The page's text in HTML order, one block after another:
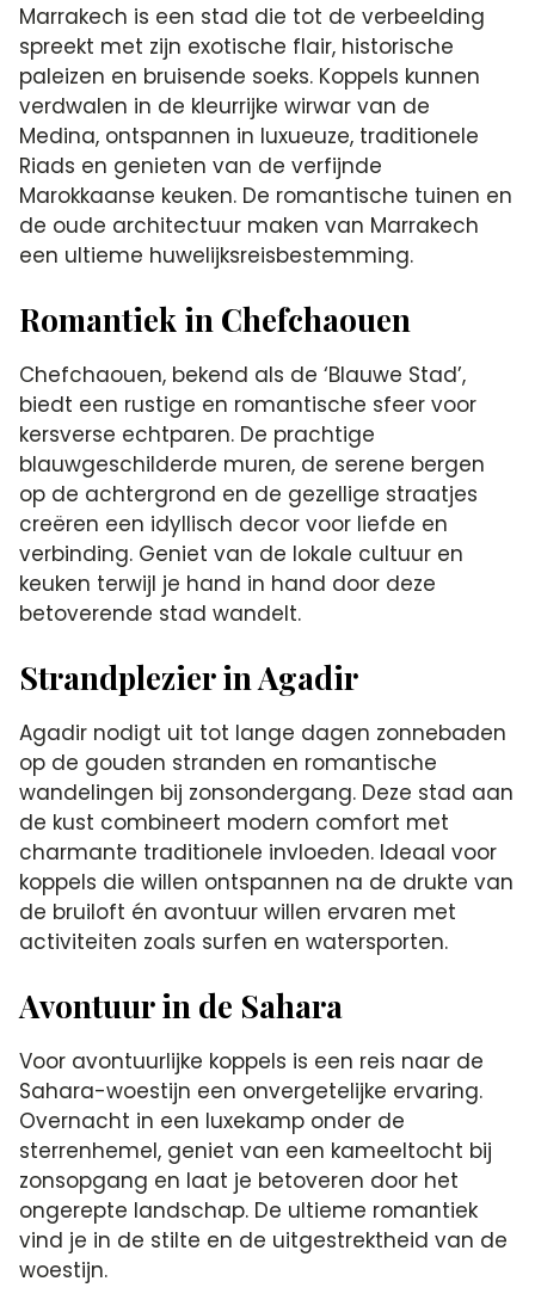
Marrakech is een stad die tot de verbeelding
spreekt met zijn exotische flair, historische
paleizen en bruisende soeks. Koppels kunnen
verdwalen in de kleurrijke wirwar van de
Medina, ontspannen in luxueuze, traditionele
Riads en genieten van de verfijnde
Marokkaanse keuken. De romantische tuinen en
de oude architectuur maken van Marrakech
een ultieme huwelijksreisbestemming.
Romantiek in Chefchaouen
Chefchaouen, bekend als de ‘Blauwe Stad’,
biedt een rustige en romantische sfeer voor
kersverse echtparen. De prachtige
blauwgeschilderde muren, de serene bergen
op de achtergrond en de gezellige straatjes
creëren een idyllisch decor voor liefde en
verbinding. Geniet van de lokale cultuur en
keuken terwijl je hand in hand door deze
betoverende stad wandelt.
Strandplezier in Agadir
Agadir nodigt uit tot lange dagen zonnebaden
op de gouden stranden en romantische
wandelingen bij zonsondergang. Deze stad aan
de kust combineert modern comfort met
charmante traditionele invloeden. Ideaal voor
koppels die willen ontspannen na de drukte van
de bruiloft én avontuur willen ervaren met
activiteiten zoals surfen en watersporten.
Avontuur in de Sahara
Voor avontuurlijke koppels is een reis naar de
Sahara-woestijn een onvergetelijke ervaring.
Overnacht in een luxekamp onder de
sterrenhemel, geniet van een kameeltocht bij
zonsopgang en laat je betoveren door het
ongerepte landschap. De ultieme romantiek
vind je in de stilte en de uitgestrektheid van de
woestijn.